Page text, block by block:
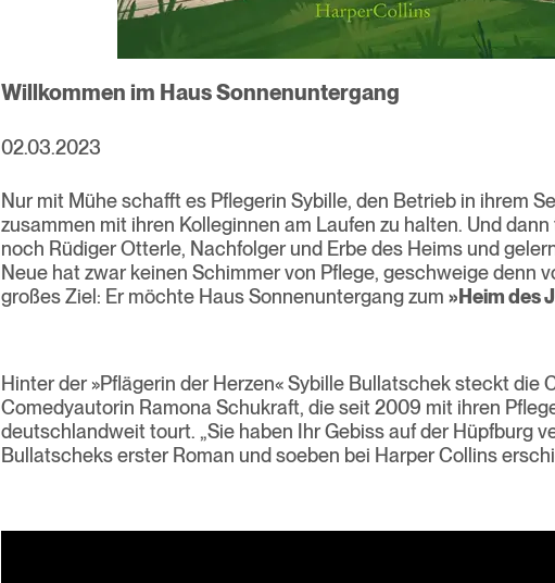
Willkommen im Haus Sonnenuntergang
02.03.2023
Nur mit Mühe schafft es Pflegerin Sybille, den Betrieb in ihrem
zusammen mit ihren Kolleginnen am Laufen zu halten. Und
noch Rüdiger Otterle, Nachfolger und Erbe des Heims und
Neue hat zwar keinen Schimmer von Pflege, geschweige denn
großes Ziel: Er möchte Haus Sonnenuntergang zum »Heim des
Hinter der »Pflägerin der Herzen« Sybille Bullatschek steckt die
Comedyautorin Ramona Schukraft, die seit 2009 mit ihren
deutschlandweit tourt. „Sie haben Ihr Gebiss auf der Hüpfburg
Bullatscheks erster Roman und soeben bei Harper Collins